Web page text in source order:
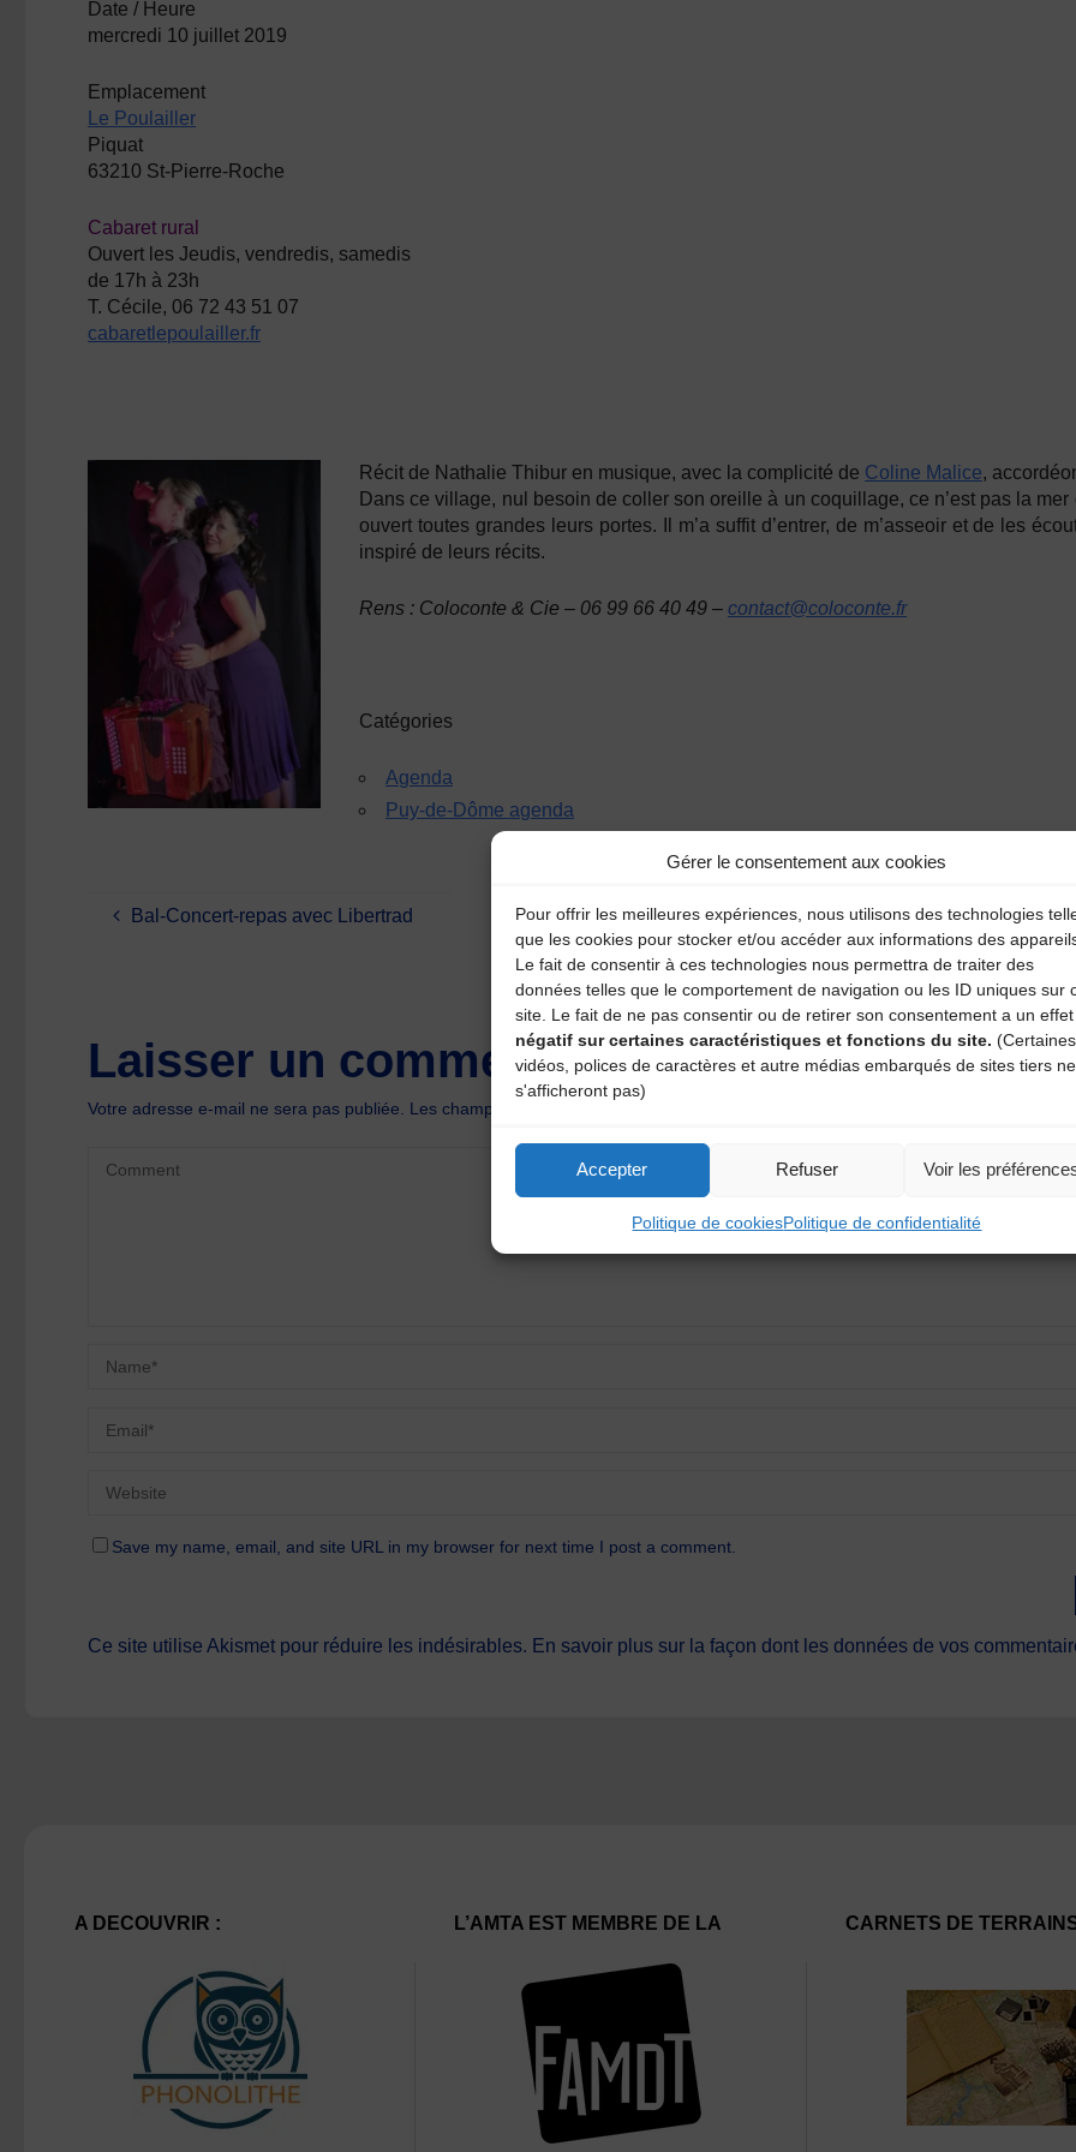
Gérer le consentement aux cookies
Pour offrir les meilleures expériences, nous utilisons des technologies
que les cookies pour stocker et/ou accéder aux informations des
Le fait de consentir à ces technologies nous permettra de traiter des
données telles que le comportement de navigation ou les ID uniques sur
site. Le fait de ne pas consentir ou de retirer son consentement a un effet
négatif sur certaines caractéristiques et fonctions du site. (Certaines
vidéos, polices de caractères et autre médias embarqués de sites tiers ne
s'afficheront pas)
Accepter Refuser Voir les
Politique de cookiesPolitique de confidentialité
Date / Heure
mercredi 10 juillet 2019
Emplacement
Le Poulailler
Piquat
63210 St-Pierre-Roche
Cabaret rural
Ouvert les Jeudis, vendredis, samedis
de 17h à 23h
T. Cécile, 06 72 43 51 07
cabaretlepoulailler.fr
Récit de Nathalie Thibur en musique, avec la complicité de Coline Malice,
Dans ce village, nul besoin de coller son oreille à un coquillage, ce n’est pas la
ouvert toutes grandes leurs portes. Il m’a suffit d’entrer, de m’asseoir et de les
inspiré de leurs récits.
Rens : Coloconte & Cie – 06 99 66 40 49 –contact@coloconte.fr
Catégories
Agenda
Puy-de-Dôme agenda
Bal-Concert-repas avec Libertrad
Laisser un commentaire
Votre adresse e-mail ne sera pas publiée. Les champs obligatoires sont indiqués avec
Save my name, email, and site URL in my browser for next time I post a comment.
Ce site utilise Akismet pour réduire les indésirables. En savoir plus sur la façon dont les données de vos
A DECOUVRIR : L’AMTA EST MEMBRE DE LA CARNETS DE